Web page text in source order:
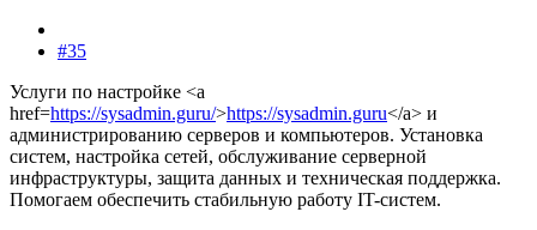
#35
Услуги по настройке <a
href=https://sysadmin.guru/>https://sysadmin.guru</a> и
администрированию серверов и компьютеров. Установка
систем, настройка сетей, обслуживание серверной
инфраструктуры, защита данных и техническая поддержка.
Помогаем обеспечить стабильную работу IT-систем.